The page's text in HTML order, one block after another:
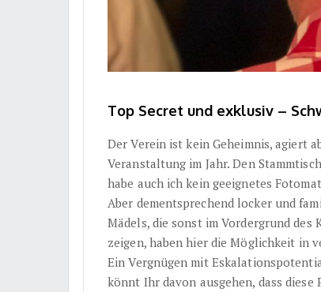
Top Secret und exklusiv –
Der Verein ist kein Geheimnis, agiert
Veranstaltung im Jahr. Den
habe auch ich kein geeignetes
Aber dementsprechend locker und
Mädels, die sonst im Vordergrund des
zeigen, haben hier die Möglichkeit in
Ein Vergnügen mit
könnt Ihr davon ausgehen, dass